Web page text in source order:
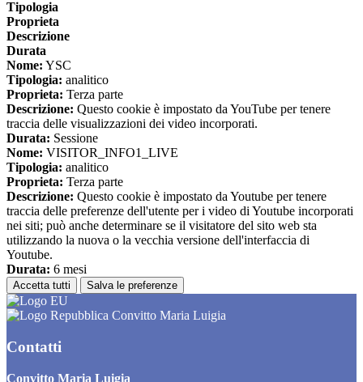
Tipologia
Proprieta
Descrizione
Durata
Nome: YSC
Tipologia: analitico
Proprieta: Terza parte
Descrizione: Questo cookie è impostato da YouTube per tenere
traccia delle visualizzazioni dei video incorporati.
Durata: Sessione
Nome: VISITOR_INFO1_LIVE
Tipologia: analitico
Proprieta: Terza parte
Descrizione: Questo cookie è impostato da Youtube per tenere
traccia delle preferenze dell'utente per i video di Youtube incorporati
nei siti; può anche determinare se il visitatore del sito web sta
utilizzando la nuova o la vecchia versione dell'interfaccia di
Youtube.
Durata: 6 mesi
Accetta tutti Salva le preferenze
Convitto Maria Luigia
Contatti
Convitto Maria Luigia